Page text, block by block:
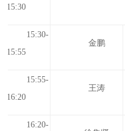
15:30
15:30-
15:55
金鹏
15:55-
16:20
王涛
16:20-